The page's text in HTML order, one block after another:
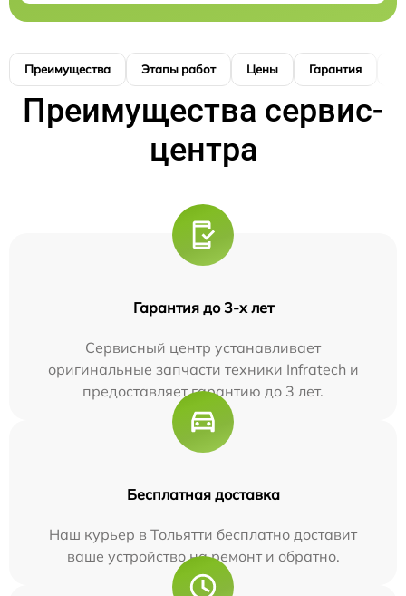
Преимущества Этапы работ Цены Гарантия
Преимущества сервис-
центра
Гарантия до 3-х лет
Сервисный центр устанавливает
оригинальные запчасти техники Infratech и
предоставляет гарантию до 3 лет.
Бесплатная доставка
Наш курьер в Тольятти бесплатно доставит
ваше устройство на ремонт и обратно.